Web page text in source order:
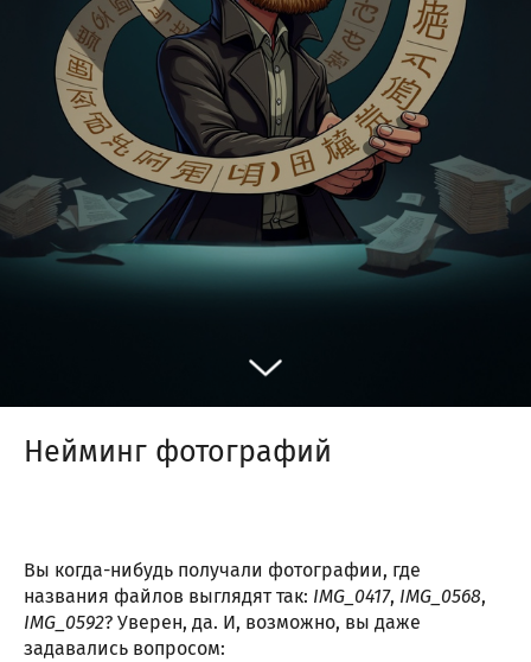
Нейминг фотографий
Вы когда-нибудь получали фотографии, где
названия файлов выглядят так: IMG_0417, IMG_0568,
IMG_0592? Уверен, да. И, возможно, вы даже
задавались вопросом: